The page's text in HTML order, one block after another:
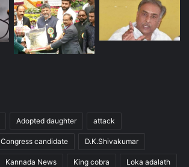
Adopted daughter attack
Congress candidate D.K.Shivakumar
Kannada News King cobra Loka adalath